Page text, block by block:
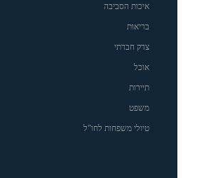
איכות הסביבה
בריאות
צדק חברתי
אוכל
תיירות
משפט
טיולי משפחות לחו"ל